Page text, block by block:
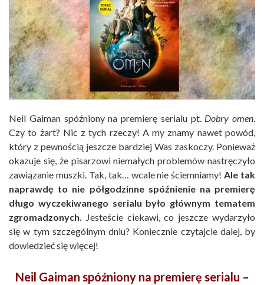
Neil Gaiman spóźniony na premierę serialu pt. Dobry omen.
Czy to żart? Nic z tych rzeczy! A my znamy nawet powód,
który z pewnością jeszcze bardziej Was zaskoczy. Ponieważ
okazuje się, że pisarzowi niemałych problemów nastręczyło
zawiązanie muszki. Tak, tak… wcale nie ściemniamy!Ale tak
naprawdę to nie półgodzinne spóźnienie na premierę
długo wyczekiwanego serialu było głównym tematem
zgromadzonych. Jesteście ciekawi, co jeszcze wydarzyło
się w tym szczególnym dniu? Koniecznie czytajcie dalej, by
dowiedzieć się więcej!
Neil Gaiman spóźniony na premierę serialu –